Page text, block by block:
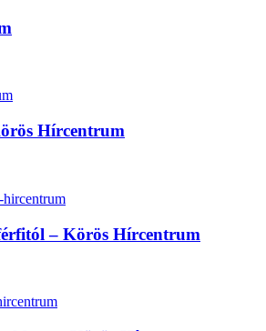
Hírcentrum
– Körös Hírcentrum